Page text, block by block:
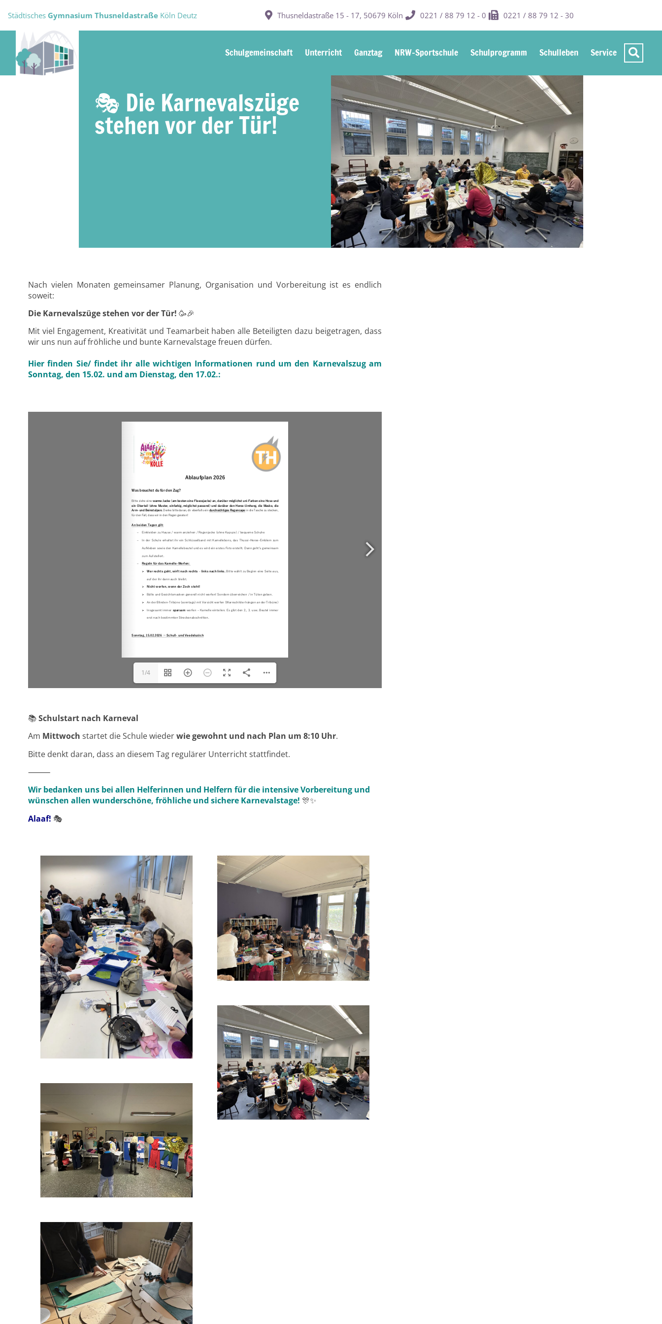
Städtisches Gymnasium Thusneldastraße Köln Deutz Thusneldastraße 15 - 17, 50679 Köln 0221 / 88 79 12 - 0 0221 / 88 79 12 - 30
Schulgemeinschaft Unterricht Ganztag NRW-Sportschule Schulprogramm Schulleben Service
🎭 Die Karnevalszüge
stehen vor der Tür!
Nach vielen Monaten gemeinsamer Planung, Organisation und Vorbereitung ist es endlich
soweit:
Die Karnevalszüge stehen vor der Tür! 🥳🎉
Mit viel Engagement, Kreativität und Teamarbeit haben alle Beteiligten dazu beigetragen, dass
wir uns nun auf fröhliche und bunte Karnevalstage freuen dürfen.
Hier finden Sie/ findet ihr alle wichtigen Informationen rund um den Karnevalszug am
Sonntag, den 15.02. und am Dienstag, den 17.02.:
1/4
📚Schulstart nach Karneval
Am Mittwoch startet die Schule wiederwie gewohnt und nach Plan um 8:10 Uhr.
Bitte denkt daran, dass an diesem Tag regulärer Unterricht stattfindet.
⸻
Wir bedanken uns bei allen Helferinnen und Helfern für die intensive Vorbereitung und
wünschen allen wunderschöne, fröhliche und sichere Karnevalstage! 🎊✨
Alaaf! 🎭